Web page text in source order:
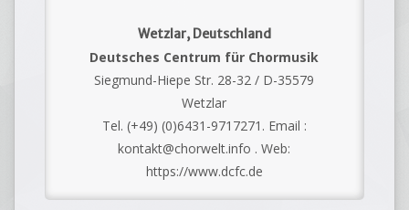
Wetzlar, Deutschland
Deutsches Centrum für Chormusik
Siegmund-Hiepe Str. 28-32 / D-35579
Wetzlar
Tel. (+49) (0)6431-9717271. Email :
kontakt@chorwelt.info . Web:
https://www.dcfc.de